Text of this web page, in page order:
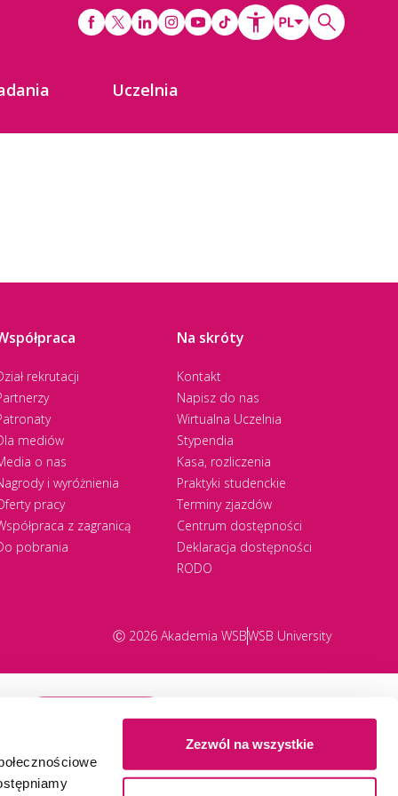
Zezwól na wszystkie
Uczelnia
rekrutacji
mediów
o nas
i wyróżnienia
pracy
z zagranicą
pobrania
Na skróty
Kontakt
Napisz do nas
Wirtualna Uczelnia
Stypendia
Kasa, rozliczenia
Praktyki studenckie
Terminy zjazdów
Centrum dostępności
Deklaracja dostępności
RODO
Ⓒ 2026 Akademia WSBWSB University
Zapisz się